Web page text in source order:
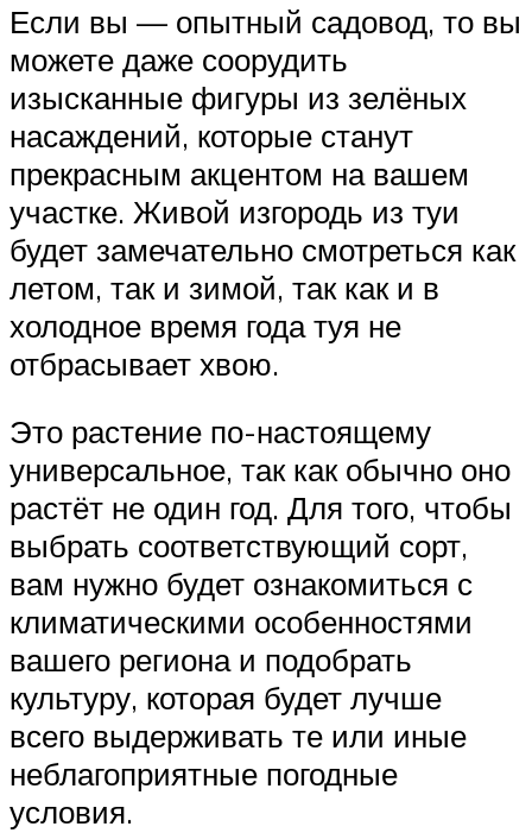
Если вы — опытный садовод, то вы
можете даже соорудить
изысканные фигуры из зелёных
насаждений, которые станут
прекрасным акцентом на вашем
участке. Живой изгородь из туи
будет замечательно смотреться как
летом, так и зимой, так как и в
холодное время года туя не
отбрасывает хвою.
Это растение по-настоящему
универсальное, так как обычно оно
растёт не один год. Для того, чтобы
выбрать соответствующий сорт,
вам нужно будет ознакомиться с
климатическими особенностями
вашего региона и подобрать
культуру, которая будет лучше
всего выдерживать те или иные
неблагоприятные погодные
условия.